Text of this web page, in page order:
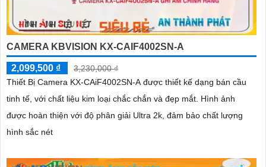
CAMERA KBVISION KX-CAIF4002SN-A
2,099,500 ₫
3,230,000 ₫
Thiết Bị Camera KX-CAiF4002SN-A được thiết kế dạng bán cầu
tinh tế, với chất liệu kim loại chắc chắn và đẹp mắt. Hình ảnh
được hoàn thiện với độ phân giải Ultra 2k, đảm bảo chất lượng
hình sắc nét